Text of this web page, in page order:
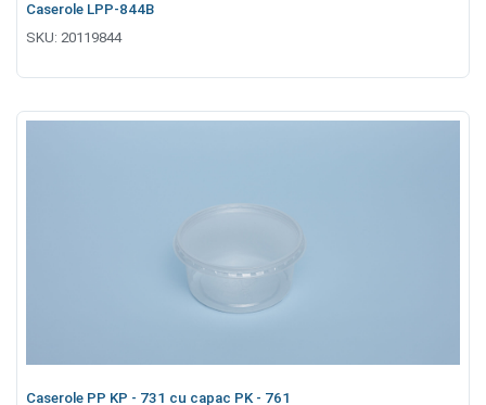
Caserole LPP-844B
SKU: 20119844
Caserole PP KP - 731 cu capac PK - 761